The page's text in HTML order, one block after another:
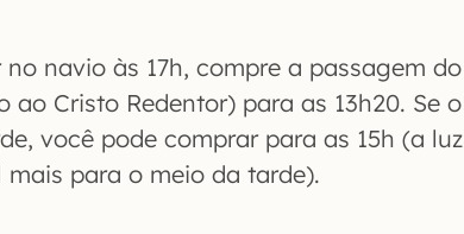
navio às 17h, compre a passagem do
Cristo Redentor) para as 13h20. Se o
você pode comprar para as 15h (a luz
para o meio da tarde).